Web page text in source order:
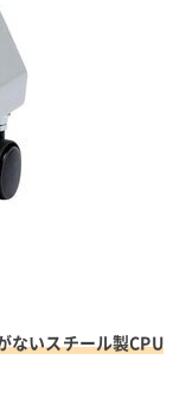
ないスチール製CPU